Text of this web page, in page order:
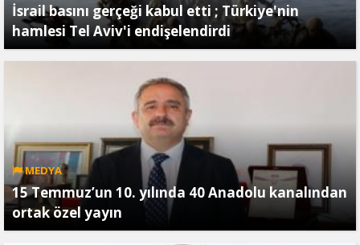
İsrail basını gerçeği kabul etti ; Türkiye'nin
hamlesi Tel Aviv'i endişelendirdi
MEDYA
15 Temmuz’un 10. yılında 40 Anadolu kanalından
ortak özel yayın